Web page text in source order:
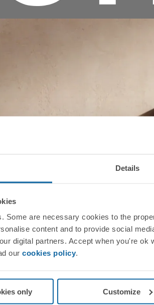
Details
Some are necessary cookies to the
content and to provide social
digital partners. Accept when you're
our cookies policy.
only Customize